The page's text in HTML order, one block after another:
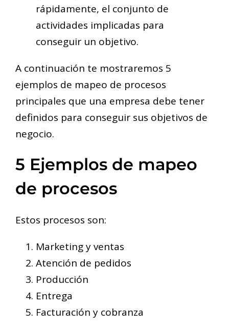
rápidamente, el conjunto de
actividades implicadas para
conseguir un objetivo.
A continuación te mostraremos 5
ejemplos de mapeo de procesos
principales que una empresa debe tener
definidos para conseguir sus objetivos de
negocio.
5 Ejemplos de mapeo
de procesos
Estos procesos son:
Marketing y ventas
Atención de pedidos
Producción
Entrega
Facturación y cobranza